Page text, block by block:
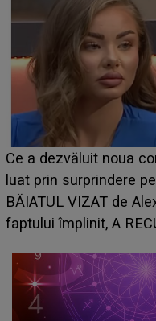
Ce a dezvăluit noua
luat prin surprindere
BĂIATUL VIZAT de
faptului împlinit, A